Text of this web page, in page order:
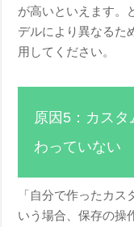
が高いといえます。
デルにより異なるた
用してください。
原因5：カス
わっていない
「自分で作ったカ
いう場合、保存の操